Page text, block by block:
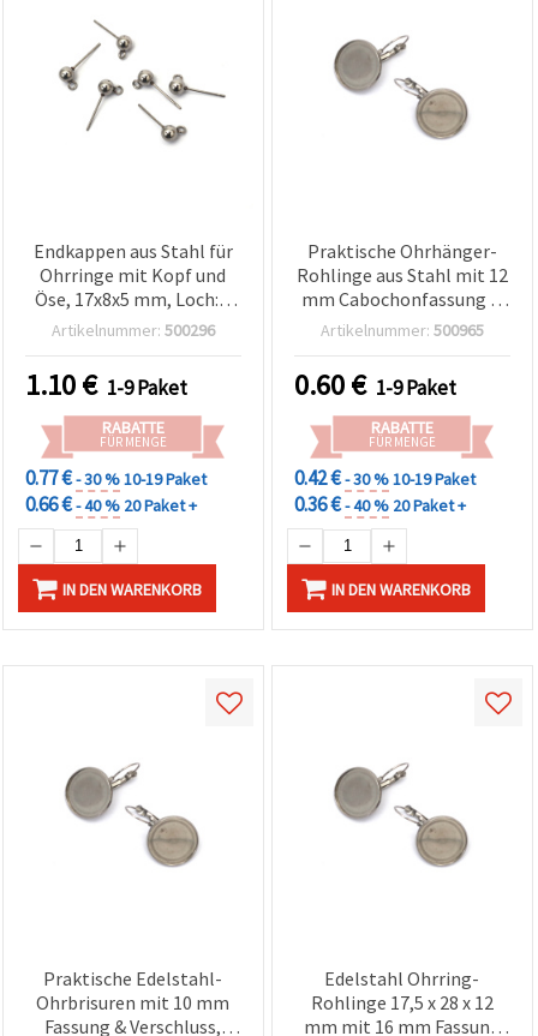
Endkappen aus Stahl für
Ohrringe mit Kopf und
Öse, 17x8x5 mm, Loch: 1
mm, silberfarben – 10
Artikelnummer: 500296
1.10€ 1-9 Paket
RABATTE
FÜR MENGE
0.77 €- 30 %10-19 Paket
0.66 €- 40 % 20 Paket +
IN DEN WARENKORB
Praktische Ohrhänger-
Rohlinge aus Stahl mit 12
mm Cabochonfassung &
Verschluss, silberfarben,
perfekt für individuellen
DIY-Schmuck
Artikelnummer: 500965
0.60€ 1-9 Paket
RABATTE
FÜR MENGE
0.42 €- 30 %10-19 Paket
0.36 €- 40 % 20 Paket +
IN DEN WARENKORB
Praktische Edelstahl-
Ohrbrisuren mit 10 mm
Fassung & Verschluss,
Edelstahl Ohrring-
Rohlinge 17,5 x 28 x 12
mm mit 16 mm Fassung